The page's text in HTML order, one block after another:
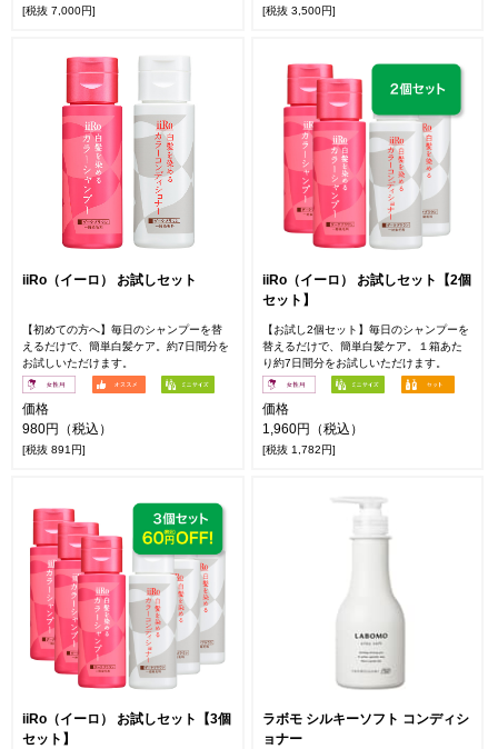
[税抜 7,000円] [税抜 3,500円]
iiRo（イーロ） お試しセット
【初めての方へ】毎日のシャンプーを替
えるだけで、簡単白髪ケア。約7日間分を
お試しいただけます。
価格
980円（税込）
[税抜 891円]
iiRo（イーロ） お試しセット【2個
セット】
【お試し2個セット】毎日のシャンプーを
替えるだけで、簡単白髪ケア。１箱あた
り約7日間分をお試しいただけます。
価格
1,960円（税込）
[税抜 1,782円]
iiRo（イーロ） お試しセット【3個
セット】
ラボモ シルキーソフト コンディシ
ョナー